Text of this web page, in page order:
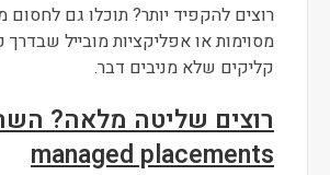
רוצים להקפיד יותר? תוכלו גם לחסום
מסוימות או אפליקציות מובייל שבדרך
קליקים שלא מניבים דבר.
רוצים שליטה מלאה?
managed placements